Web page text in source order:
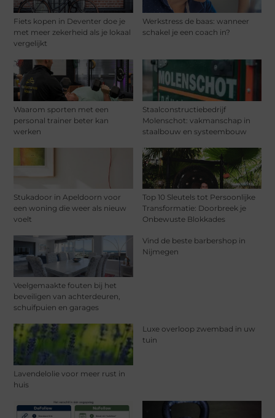
Fiets kopen in Deventer doe je
met meer zekerheid als je lokaal
vergelijkt
Werkstress de baas: wanneer
schakel je een coach in?
Waarom sporten met een
personal trainer beter kan
werken
Staalconstructiebedrijf
Molenschot: vakmanschap in
staalbouw en systeembouw
Stukadoor in Apeldoorn voor
een woning die weer als nieuw
voelt
Top 10 Sleutels tot Persoonlijke
Transformatie: Doorbreek je
Onbewuste Blokkades
Veelgemaakte fouten bij het
beveiligen van achterdeuren,
schuifpuien en garages
Vind de beste barbershop in
Nijmegen
Lavendelolie voor meer rust in
huis
Luxe overloop zwembad in uw
tuin